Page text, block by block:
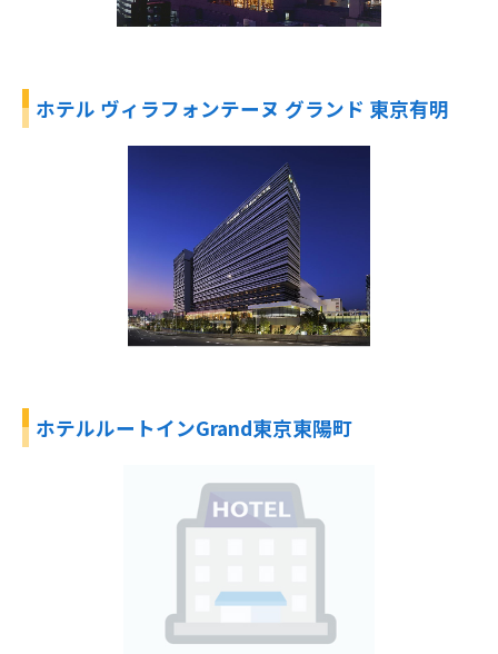
ホテル ヴィラフォンテーヌ グランド 東京有明
ホテルルートインGrand東京東陽町